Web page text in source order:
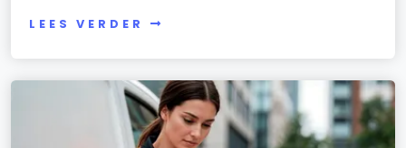
LEES VERDER